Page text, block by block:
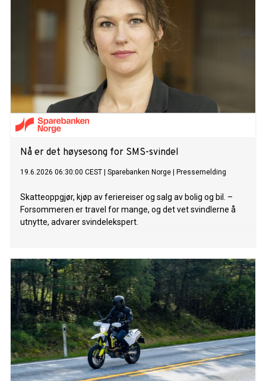
Nå er det høysesong for SMS-svindel
19.6.2026 06:30:00 CEST Sparebanken Norge Pressemelding
Skatteoppgjør, kjøp av feriereiser og salg av bolig og bil. –
Forsommeren er travel for mange, og det vet svindlerne å
utnytte, advarer svindelekspert.